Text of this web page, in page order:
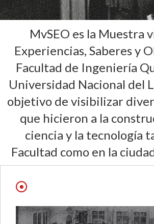
MvSEO es la Muestra
Experiencias, Saberes y
Facultad de Ingeniería
Universidad Nacional del
objetivo de visibilizar
que hicieron a la
ciencia y la tecnología
Facultad como en la